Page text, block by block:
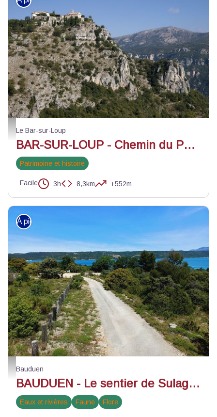
Vue sur le village de Gourdon - ©Greg Germain
Le Bar-sur-Loup
BAR-SUR-LOUP - Chemin du Paradis
Patrimoine et histoire
Facile 3h 8,3km +552m
En arrivant à Sulagran - ©Stefano Blanc PNR Verdon
À pied
Bauduen
BAUDUEN - Le sentier de Sulagran
Eaux et rivières Faune Flore